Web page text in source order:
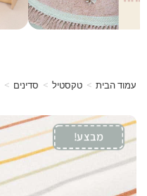
עמוד הבית > טקסטיל > סדינים >
מבצע!